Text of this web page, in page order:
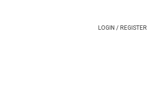
LOGIN / REGISTER